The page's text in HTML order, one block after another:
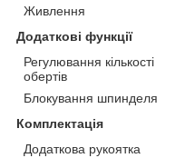
Живлення
Додаткові функції
Регулювання кількості
обертів
Блокування шпинделя
Комплектація
Додаткова рукоятка